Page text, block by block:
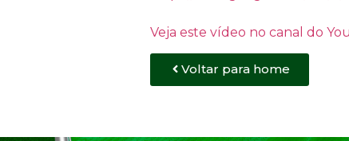
Veja este vídeo no canal do
Voltar para home